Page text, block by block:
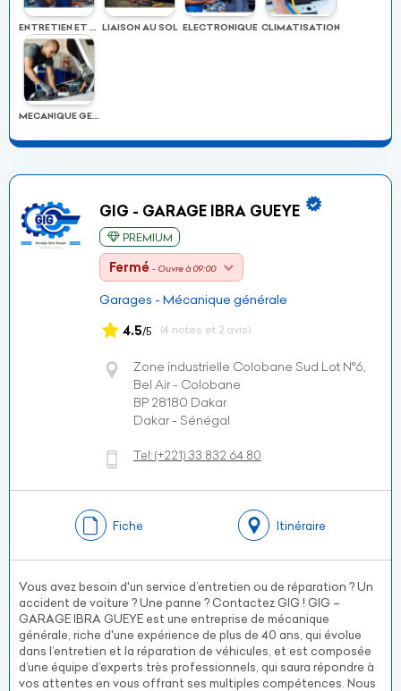
ENTRETIEN ET REVISION LIAISON AU SOL ELECTRONIQUE CLIMATISATION
MECANIQUE GENERALE
GIG - GARAGE IBRA GUEYE
PREMIUM
Fermé - Ouvre à 09:00
Garages - Mécanique générale
4.5/5 (4 notes et 2 avis)
Zone industrielle Colobane Sud Lot N°6,
Bel Air - Colobane
BP 28180 Dakar
Dakar - Sénégal
Tel:(+221) 33 832 64 80
Fiche Itinéraire
Vous avez besoin d'un service d’entretien ou de réparation ? Un
accident de voiture ? Une panne ? Contactez GIG ! GIG –
GARAGE IBRA GUEYE est une entreprise de mécanique
générale, riche d'une expérience de plus de 40 ans, qui évolue
dans l’entretien et la réparation de véhicules, et est composée
d’une équipe d’experts très professionnels, qui saura répondre à
vos attentes en vous offrant ses multiples compétences. Nous